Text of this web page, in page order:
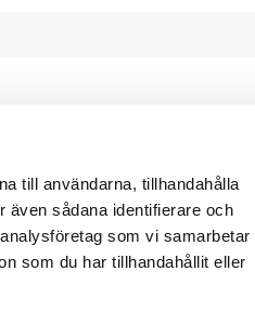
till användarna, tillhandahålla
även sådana identifierare och
som vi samarbetar
som du har tillhandahållit eller
och betalningsvillkor
kommunikation